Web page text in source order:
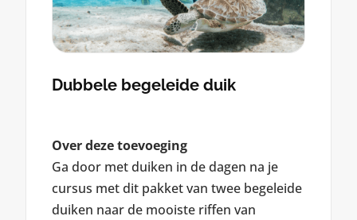
Dubbele begeleide duik
Over deze toevoeging
Ga door met duiken in de dagen na je
cursus met dit pakket van twee begeleide
duiken naar de mooiste riffen van